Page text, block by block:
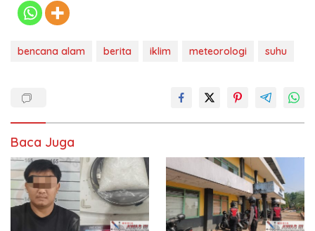
bencana alam berita iklim meteorologi suhu
Baca Juga